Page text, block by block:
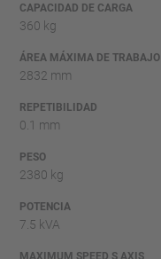
CAPACIDAD DE CARGA
360 kg
ÁREA MÁXIMA DE TRABAJO
2832 mm
REPETIBILIDAD
0.1 mm
PESO
2380 kg
POTENCIA
7.5 kVA
MAXIMUM SPEED S AXIS